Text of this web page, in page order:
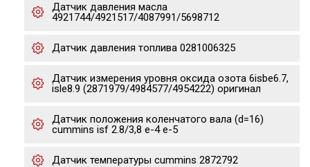
Датчик давления масла
4921744/4921517/4087991/5698712
Датчик давления топлива 0281006325
Датчик измерения уровня оксида озота 6isbe6.7,
isle8.9 (2871979/4984577/4954222) оригинал
Датчик положения коленчатого вала (d=16)
cummins isf 2.8/3,8 е-4 е-5
Датчик температуры cummins 2872792